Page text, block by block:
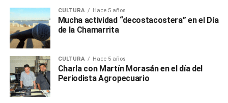
CULTURA Hace 5 años
Mucha actividad “decostacostera” en el Día
de la Chamarrita
CULTURA Hace 5 años
Charla con Martín Morasán en el día del
Periodista Agropecuario